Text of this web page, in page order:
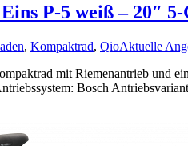
P-5 weiß – 20″
, Kompaktrad, QioAktuelle
mit Riemenantrieb und
Bosch